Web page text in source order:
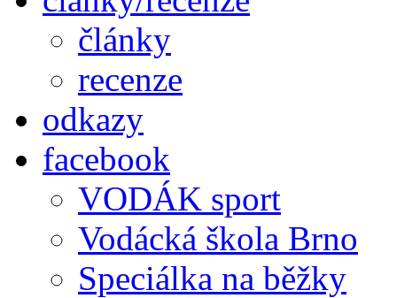
články
recenze
odkazy
facebook
VODÁK sport
Vodácká škola Brno
Speciálka na běžky